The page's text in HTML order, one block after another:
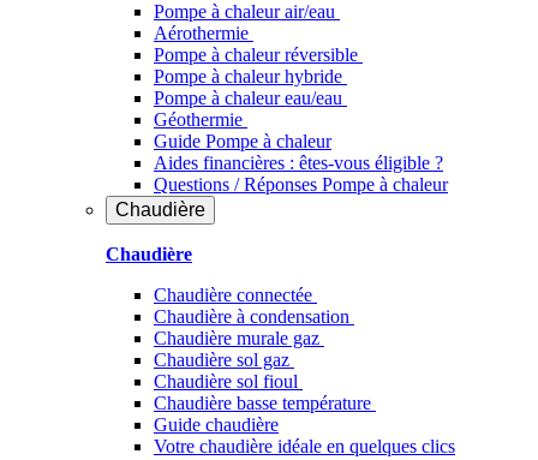
Pompe à chaleur air/eau
Aérothermie
Pompe à chaleur réversible
Pompe à chaleur hybride
Pompe à chaleur​ eau/eau
Géothermie
Guide Pompe à chaleur
Aides financières : êtes-vous éligible ?
Questions / Réponses Pompe à chaleur
Chaudière
Chaudière
Chaudière connectée
Chaudière à condensation
Chaudière murale gaz
Chaudière sol gaz
Chaudière sol fioul
Chaudière basse température
Guide chaudière
Votre chaudière idéale en quelques clics